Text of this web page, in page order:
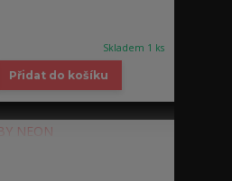
Skladem 1 ks
Přidat do košíku